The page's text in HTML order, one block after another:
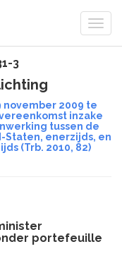
3
november 2009 te
inzake
tussen de
Staten, enerzijds, en
(Trb. 2010, 82)
portefeuille